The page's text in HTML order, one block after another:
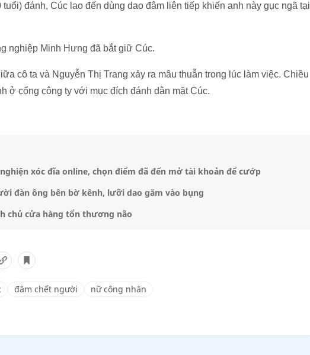
đánh, Cúc lao đến dùng dao đâm liên tiếp khiến anh này gục ngã tại
nghiệp Minh Hưng đã bắt giữ Cúc.
cô ta và Nguyễn Thị Trang xảy ra mâu thuẫn trong lúc làm việc. Chiều
ở cổng công ty với mục đích đánh dằn mặt Cúc.
xóc đĩa online, chọn điểm đã đến mở tài khoản để cướp
đàn ông bên bờ kênh, lưỡi dao găm vào bụng
chủ cửa hàng tổn thương não
đâm chết người nữ công nhân